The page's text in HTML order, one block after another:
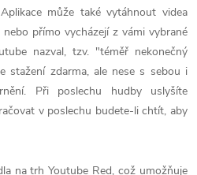
může také vytáhnout videa
přímo vycházejí z vámi vybrané
nazval, tzv. "téměř nekonečný
stažení zdarma, ale nese s sebou i
Při poslechu hudby uslyšíte
v poslechu budete-li chtít, aby
na trh Youtube Red, což umožňuje